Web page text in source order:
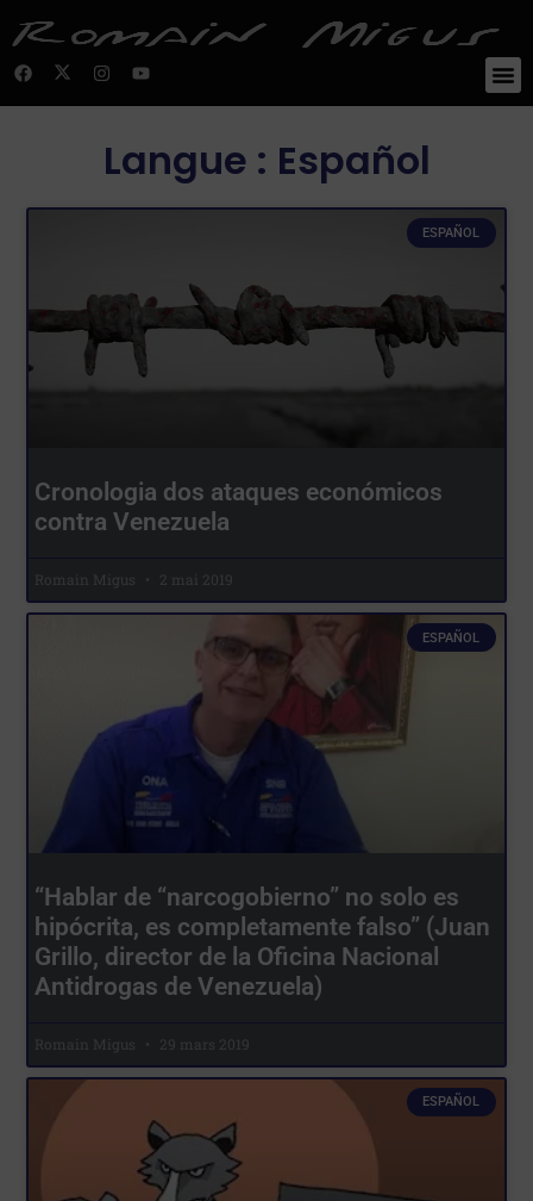
Langue : Español
ESPAÑOL
Cronologia dos ataques económicos
contra Venezuela
Romain Migus 2 mai 2019
ESPAÑOL
“Hablar de “narcogobierno” no solo es
hipócrita, es completamente falso” (Juan
Grillo, director de la Oficina Nacional
Antidrogas de Venezuela)
Romain Migus 29 mars 2019
ESPAÑOL